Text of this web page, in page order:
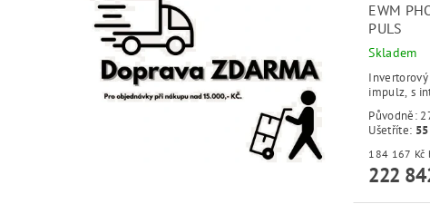
EWM
PULS
Skladem
Invertorový
impulz, s
Původně:
Ušetříte:
222